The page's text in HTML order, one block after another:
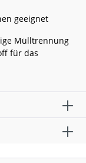
geeignet
Mülltrennung
für das